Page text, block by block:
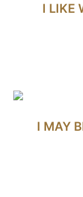
I LIKE
I MAY